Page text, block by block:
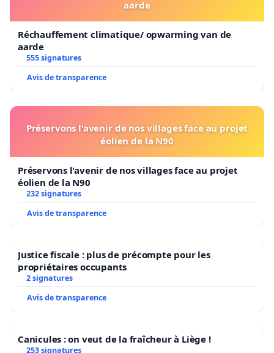
aarde
Réchauffement climatique/ opwarming van de
aarde
555 signatures
Avis de transparence
Préservons l'avenir de nos villages face au projet
éolien de la N90
Préservons l'avenir de nos villages face au projet
éolien de la N90
232 signatures
Avis de transparence
Justice fiscale : plus de précompte pour les
propriétaires occupants
2 signatures
Avis de transparence
Canicules : on veut de la fraîcheur à Liège !
253 signatures